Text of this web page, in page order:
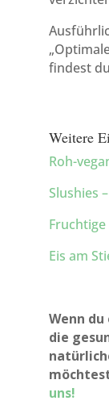
findest du
Weitere
Roh-
Slushies
Fruchtige
Eis am
Wenn
die
uns!